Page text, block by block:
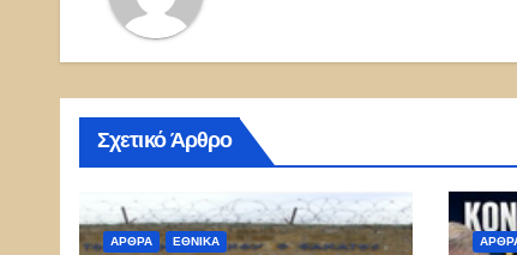
Σχετικό Άρθρο
ΑΡΘΡΑ ΕΘΝΙΚΑ